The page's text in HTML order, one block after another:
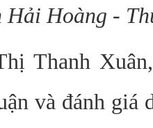
Hải Hoàng -
Thanh Xuân
và đánh giá